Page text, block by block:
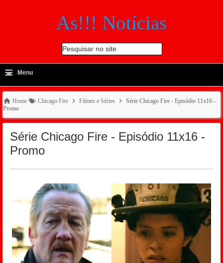
As!!! Notícias
Pesquisar no site
-
≡ Menu
Home Chicago Fire Filmes e Séries
Série Chicago Fire - Episódio 11x16 -
Promo
Série Chicago Fire - Episódio 11x16 -
Promo